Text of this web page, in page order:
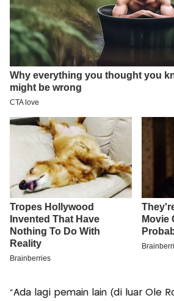
"Ada lagi pemain lain (di luar Ole